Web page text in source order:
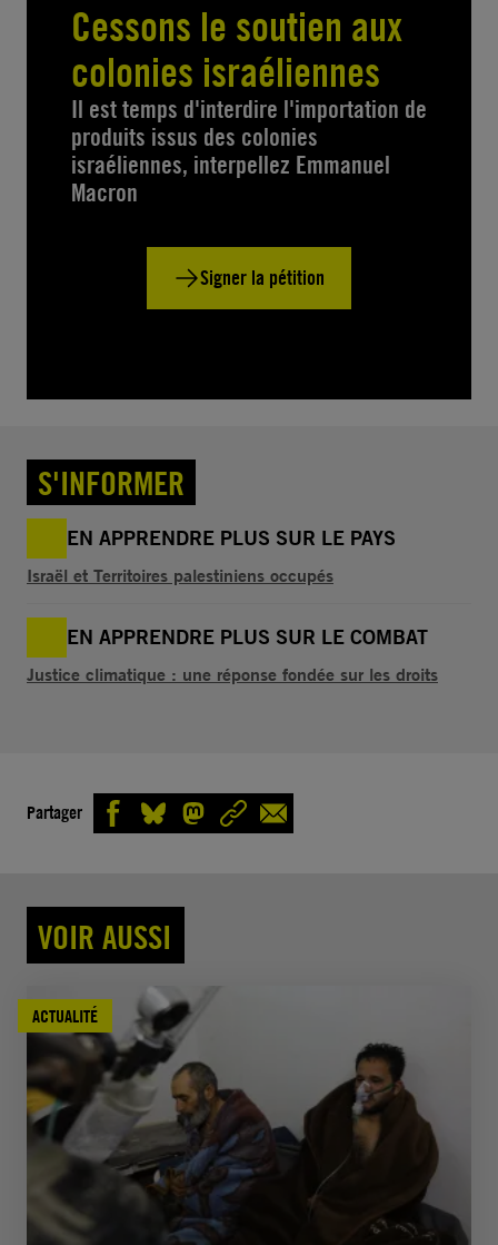
Cessons le soutien aux
colonies israéliennes
Il est temps d'interdire l'importation de
produits issus des colonies
israéliennes, interpellez Emmanuel
Macron
Signer la pétition
S'INFORMER
EN APPRENDRE PLUS SUR LE PAYS
Israël et Territoires palestiniens occupés
EN APPRENDRE PLUS SUR LE COMBAT
Justice climatique : une réponse fondée sur les droits
Partager
VOIR AUSSI
ACTUALITÉ